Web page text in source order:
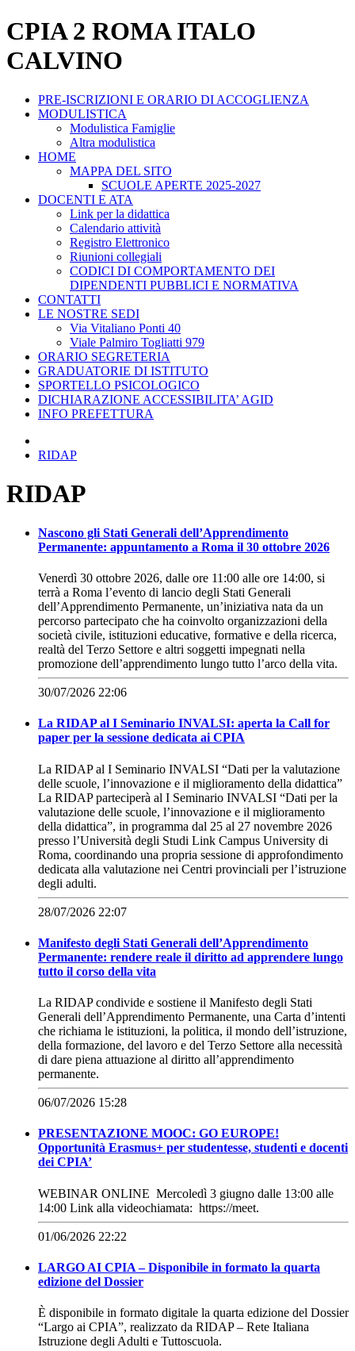
CPIA 2 ROMA ITALO
CALVINO
PRE-ISCRIZIONI E ORARIO DI ACCOGLIENZA
MODULISTICA
Modulistica Famiglie
Altra modulistica
HOME
MAPPA DEL SITO
SCUOLE APERTE 2025-2027
DOCENTI E ATA
Link per la didattica
Calendario attività
Registro Elettronico
Riunioni collegiali
CODICI DI COMPORTAMENTO DEI
DIPENDENTI PUBBLICI E NORMATIVA
CONTATTI
LE NOSTRE SEDI
Via Vitaliano Ponti 40
Viale Palmiro Togliatti 979
ORARIO SEGRETERIA
GRADUATORIE DI ISTITUTO
SPORTELLO PSICOLOGICO
DICHIARAZIONE ACCESSIBILITA’ AGID
INFO PREFETTURA
RIDAP
RIDAP
Nascono gli Stati Generali dell’Apprendimento
Permanente: appuntamento a Roma il 30 ottobre 2026
Venerdì 30 ottobre 2026, dalle ore 11:00 alle ore 14:00, si
terrà a Roma l’evento di lancio degli Stati Generali
dell’Apprendimento Permanente, un’iniziativa nata da un
percorso partecipato che ha coinvolto organizzazioni della
società civile, istituzioni educative, formative e della ricerca,
realtà del Terzo Settore e altri soggetti impegnati nella
promozione dell’apprendimento lungo tutto l’arco della vita.
30/07/2026 22:06
La RIDAP al I Seminario INVALSI: aperta la Call for
paper per la sessione dedicata ai CPIA
La RIDAP al I Seminario INVALSI “Dati per la valutazione
delle scuole, l’innovazione e il miglioramento della didattica”
La RIDAP parteciperà al I Seminario INVALSI “Dati per la
valutazione delle scuole, l’innovazione e il miglioramento
della didattica”, in programma dal 25 al 27 novembre 2026
presso l’Università degli Studi Link Campus University di
Roma, coordinando una propria sessione di approfondimento
dedicata alla valutazione nei Centri provinciali per l’istruzione
degli adulti.
28/07/2026 22:07
Manifesto degli Stati Generali dell’Apprendimento
Permanente: rendere reale il diritto ad apprendere lungo
tutto il corso della vita
La RIDAP condivide e sostiene il Manifesto degli Stati
Generali dell’Apprendimento Permanente, una Carta d’intenti
che richiama le istituzioni, la politica, il mondo dell’istruzione,
della formazione, del lavoro e del Terzo Settore alla necessità
di dare piena attuazione al diritto all’apprendimento
permanente.
06/07/2026 15:28
PRESENTAZIONE MOOC: GO EUROPE!
Opportunità Erasmus+ per studentesse, studenti e docenti
dei CPIA’
WEBINAR ONLINE Mercoledì 3 giugno dalle 13:00 alle
14:00 Link alla videochiamata: https://meet.
01/06/2026 22:22
LARGO AI CPIA – Disponibile in formato la quarta
edizione del Dossier
È disponibile in formato digitale la quarta edizione del Dossier
“Largo ai CPIA”, realizzato da RIDAP – Rete Italiana
Istruzione degli Adulti e Tuttoscuola.